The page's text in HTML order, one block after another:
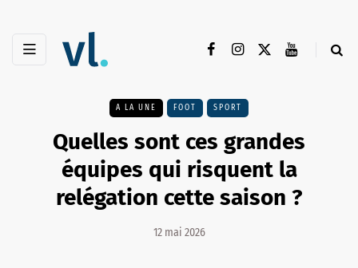
A LA UNE FOOT SPORT
Quelles sont ces grandes
équipes qui risquent la
relégation cette saison ?
12 mai 2026